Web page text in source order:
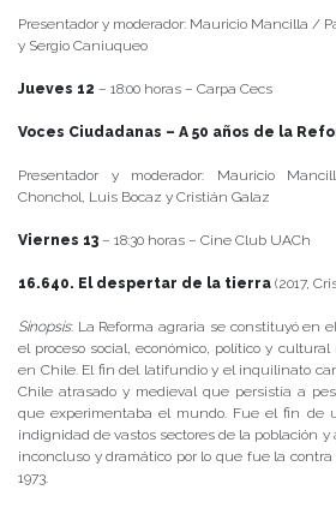
Presentador y moderador: Mauricio Mancilla /
y Sergio Caniuqueo
Jueves 12 – 18:00 horas – Carpa Cecs
Voces Ciudadanas – A 50 años de la
Presentador y moderador: Mauricio
Chonchol, Luis Bocaz y Cristián Galaz
Viernes 13 – 18:30 horas – Cine Club UACh
16.640. El despertar de la tierra (2017,
Sinopsis: La Reforma agraria se constituyó en el
el proceso social, económico, político y
en Chile. El fin del latifundio y el inquilinato
Chile atrasado y medieval que persistía a
que experimentaba el mundo. Fue el fin de
indignidad de vastos sectores de la población
inconcluso y dramático por lo que fue la
1973.